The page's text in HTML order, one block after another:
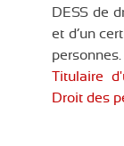
DESS de
et d’un
Titulaire
Droit des